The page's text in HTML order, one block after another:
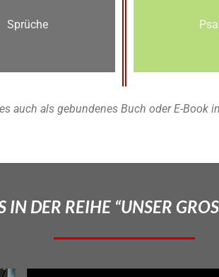
Sprüche
auch als gebundenes Buch oder E-Book
IN DER REIHE “UNSER